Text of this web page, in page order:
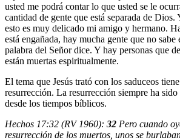
usted me podrá contar lo que usted se le
cantidad de gente que está separada de Dios.
esto es muy delicado mi amigo y hermano.
está engañada, hay mucha gente que no
palabra del Señor dice. Y hay personas que
están muertas espiritualmente.
El tema que Jesús trató con los saduceos
resurrección. La resurrección siempre ha
desde los tiempos bíblicos.
Hechos 17:32 (RV 1960): 32 Pero cuando
resurrección de los muertos, unos se